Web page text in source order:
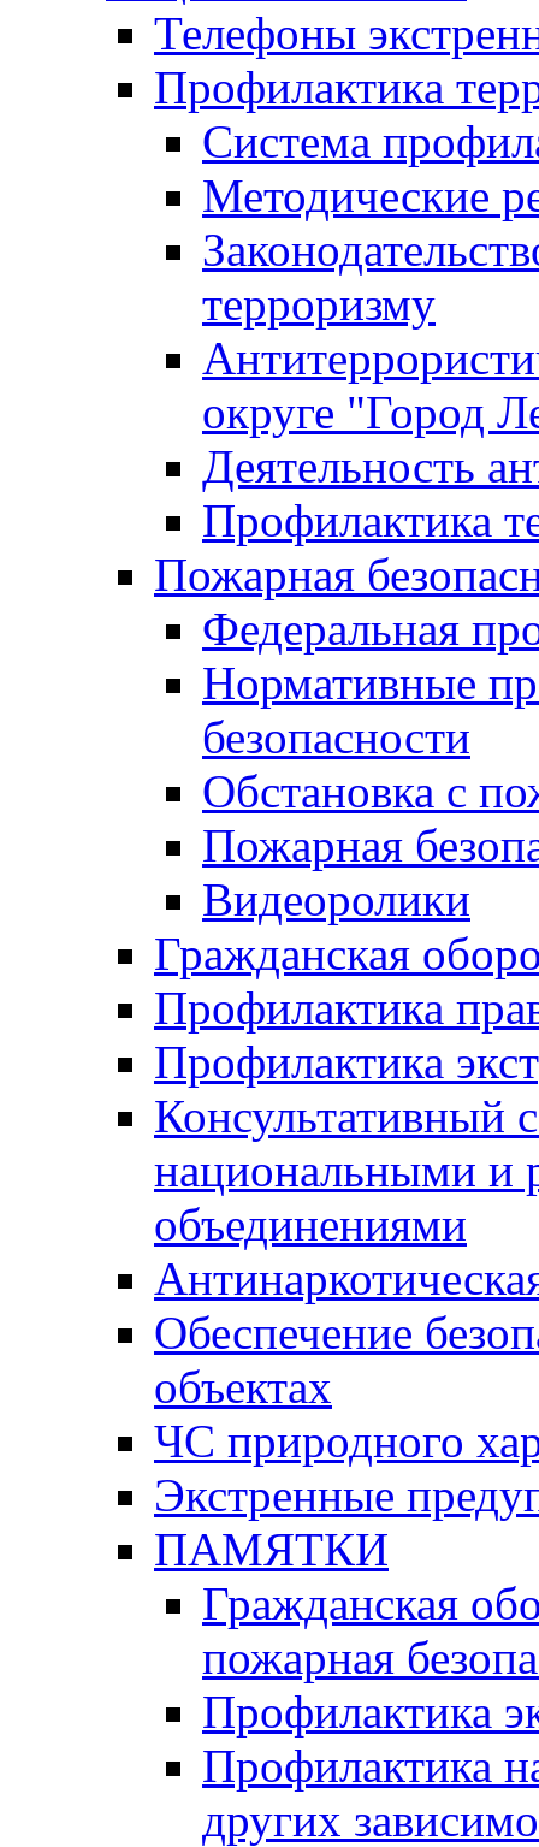
Телефоны
Профилактика
Система
Методические
терроризму
округе "Город
Деятельность
Профилактика
Пожарная
Федеральная
Нормативные
безопасности
Обстановка с
Пожарная
Видеоролики
Гражданская
Профилактика
Профилактика
Консультативный
национальными и
объединениями
Обеспечение
объектах
ЧС природного
Экстренные
ПАМЯТКИ
Гражданская
пожарная
Профилактика
Профилактика
других